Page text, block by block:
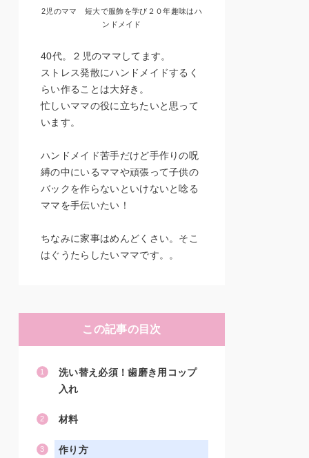
2児のママ 短大で服飾を学び２０年趣味はハ
ンドメイド
40代。２児のママしてます。
ストレス発散にハンドメイドするく
らい作ることは大好き。
忙しいママの役に立ちたいと思って
います。
ハンドメイド苦手だけど手作りの呪
縛の中にいるママや頑張って子供の
バックを作らないといけないと唸る
ママを手伝いたい！
ちなみに家事はめんどくさい。そこ
はぐうたらしたいママです。。
この記事の目次
洗い替え必須！歯磨き用コップ
入れ
材料
作り方